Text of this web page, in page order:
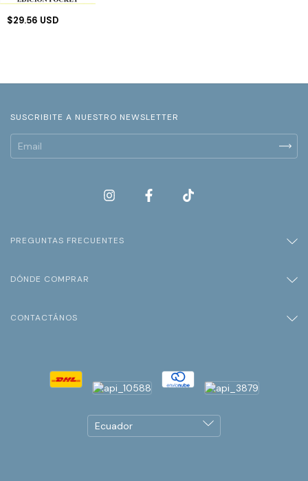
$29.56 USD
SUSCRIBITE A NUESTRO NEWSLETTER
PREGUNTAS FRECUENTES
DÓNDE COMPRAR
CONTACTÁNOS